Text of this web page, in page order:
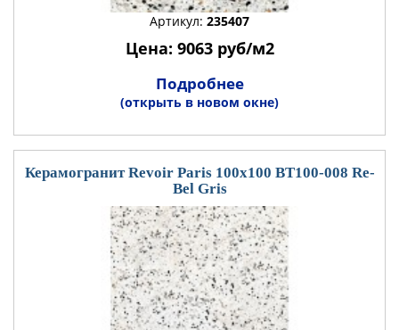
Артикул: 235407
Цена: 9063 руб/м2
Подробнее
(открыть в новом окне)
Керамогранит Revoir Paris 100x100 BT100-008 Re-
Bel Gris